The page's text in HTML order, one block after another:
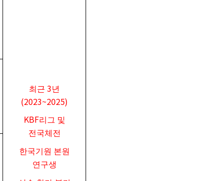
최근 3년
(2023~2025)
KBF리그 및
전국체전
한국기원 본원
연구생